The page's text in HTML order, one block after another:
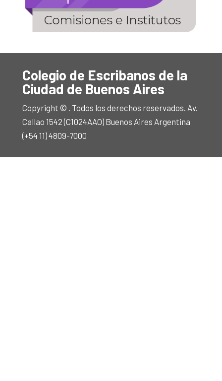
Colegio de Escribanos de la
Ciudad de Buenos Aires
Copyright © . Todos los derechos reservados. Av.
Callao 1542 (C1024AAO) Buenos Aires Argentina
(+54 11) 4809-7000